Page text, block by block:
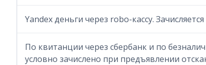
Yandex деньги через robo-кассу.
По квитанции через сбербанк и по
условно зачислено при предъявлении